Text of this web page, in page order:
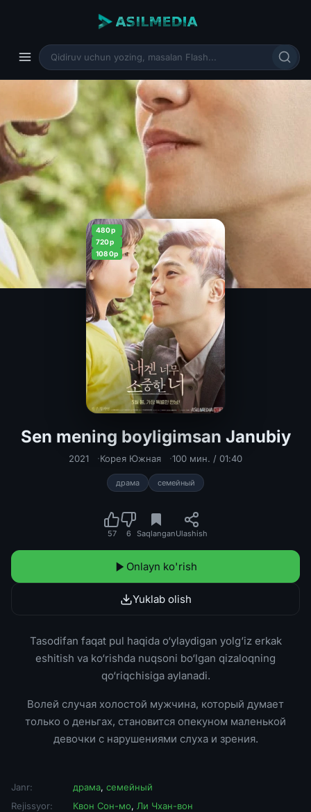
480p
720p
1080p
Sen mening boyligimsan Janubiy
Sen mening boyligimsan Janubiy
2021 Корея Южная 100 мин. / 01:40
драма семейный
57 6 SaqlanganUlashish
Onlayn ko'rish
Yuklab olish
Tasodifan faqat pul haqida o‘ylaydigan yolg‘iz erkak
eshitish va ko‘rishda nuqsoni bo‘lgan qizaloqning
qo‘riqchisiga aylanadi.
Волей случая холостой мужчина, который думает
только о деньгах, становится опекуном маленькой
девочки с нарушениями слуха и зрения.
Janr: драма, семейный
Rejissyor:
Квон Сон-мо, Ли Чхан-вон